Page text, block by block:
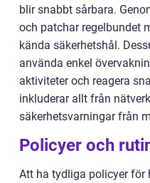
blir snabbt sårbara.
och patchar regelbundet
kända säkerhetshål.
använda enkel
aktiviteter och reagera
inkluderar allt från
säkerhetsvarningar från
Policyer och
Att ha tydliga policyer för